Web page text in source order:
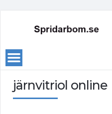
järnvitriol online